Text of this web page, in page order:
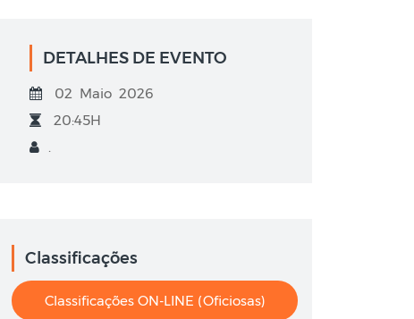
DETALHES DE EVENTO
02 Maio 2026
20:45H
.
Classificações
Classificações ON-LINE (oficiosas)